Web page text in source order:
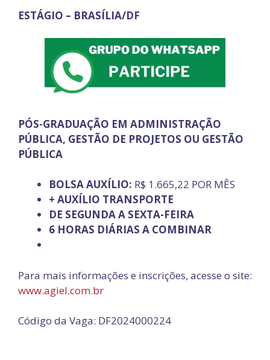
ESTÁGIO – BRASÍLIA/DF
PÓS-GRADUAÇÃO EM ADMINISTRAÇÃO
PÚBLICA, GESTÃO DE PROJETOS OU GESTÃO
PÚBLICA
BOLSA AUXÍLIO: R$ 1.665,22 POR MÊS
+ AUXÍLIO TRANSPORTE
DE SEGUNDA A SEXTA-FEIRA
6 HORAS DIÁRIAS A COMBINAR
Para mais informações e inscrições, acesse o site:
www.agiel.com.br
Código da Vaga: DF2024000224